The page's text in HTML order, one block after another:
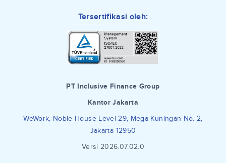
Tersertifikasi oleh:
PT Inclusive Finance Group
Kantor Jakarta
WeWork, Noble House Level 29, Mega Kuningan No. 2,
Jakarta 12950
Versi 2026.07.02.0